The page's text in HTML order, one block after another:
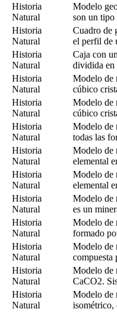
Historia
Natural
Modelo
son un tipo
Historia
Natural
Cuadro de
el perfil de
Historia
Natural
Caja con
dividida en
Historia
Natural
Modelo de
cúbico
Historia
Natural
Modelo de
cúbico
Historia
Natural
Modelo de
todas las
Historia
Natural
Modelo de
elemental
Historia
Natural
Modelo de
elemental
Historia
Natural
Modelo de
es un
Historia
Natural
Modelo de
formado
Historia
Natural
Modelo de
compuesta
Historia
Natural
Modelo de
CaCO2.
Historia
Natural
Modelo de
isométrico,